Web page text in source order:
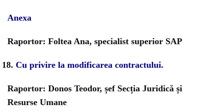
Anexa
Raportor: Foltea Ana, specialist superior SAP
Cu privire la modificarea contractului.
Raportor: Donos Teodor, șef Secția Juridică și
Resurse Umane